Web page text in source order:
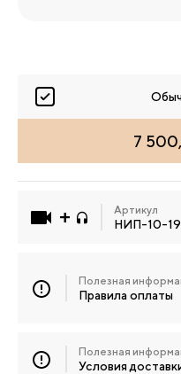
7
Артикул
НИП-10-19
Полезная
Правила оплаты
Полезная
Условия